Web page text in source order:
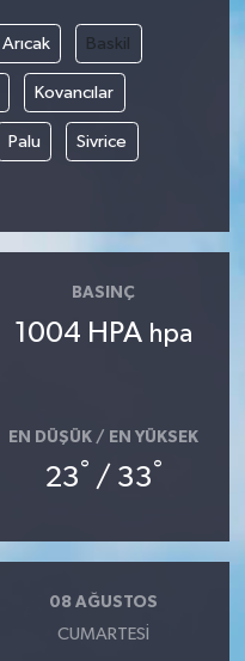
Arıcak Baskil
Kovancılar
Palu Sivrice
BASINÇ
1004 HPA hpa
EN DÜŞÜK / EN YÜKSEK
23° / 33°
08 AĞUSTOS
CUMARTESI